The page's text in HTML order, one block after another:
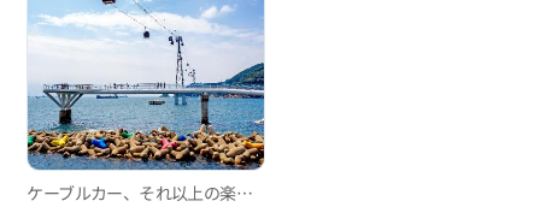
ケーブルカー、それ以上の楽しみ!